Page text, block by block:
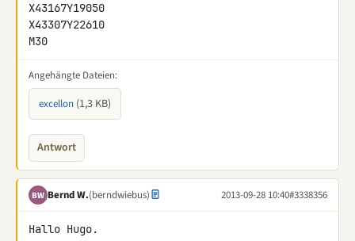
X43167Y19050
X43307Y22610
M30
Angehängte Dateien:
excellon (1,3 KB)
Antwort
BW Bernd W.(berndwiebus) 2013-09-28 10:40#3338356
Hallo Hugo.